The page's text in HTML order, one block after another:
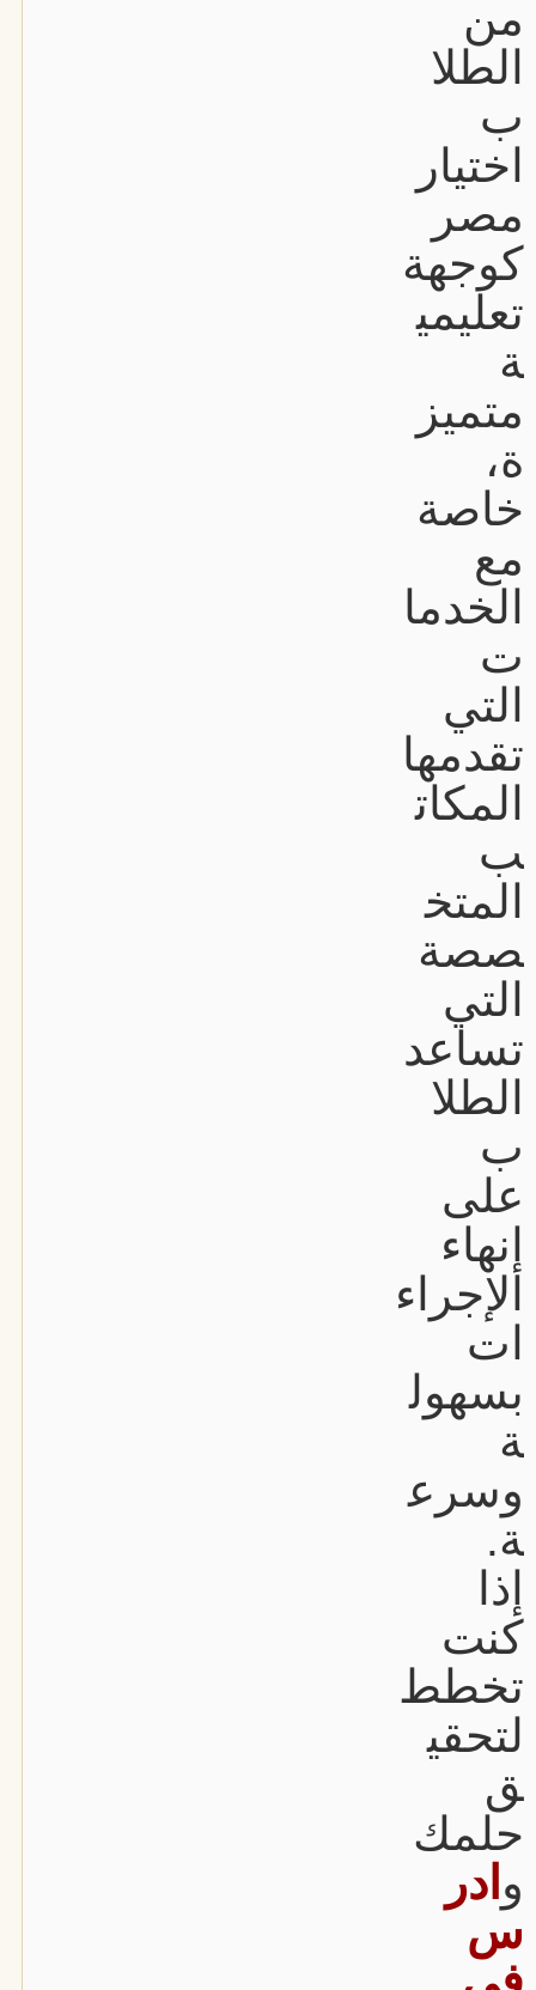
من
الطلا
ب
اختيار
مصر
كوجهة
تعليمي
ة
متميز
ة،
خاصة
مع
الخدما
ت
التي
تقدمها
المكات
ب
المتخ
صصة
التي
تساعد
الطلا
ب
على
إنهاء
الإجراء
ات
بسهول
ة
وسرع
ة.
إذا
كنت
تخطط
لتحقي
ق
حلمك
و ادر
س